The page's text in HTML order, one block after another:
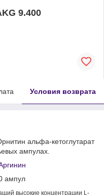
9.400
Условия возврата
альфа-кетоглутарат
ампулах.
ампул
высокие концентрации L-